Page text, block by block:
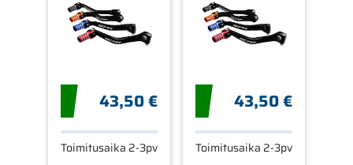
43,50 €
Toimitusaika 2-3pv
43,50 €
Toimitusaika 2-3pv